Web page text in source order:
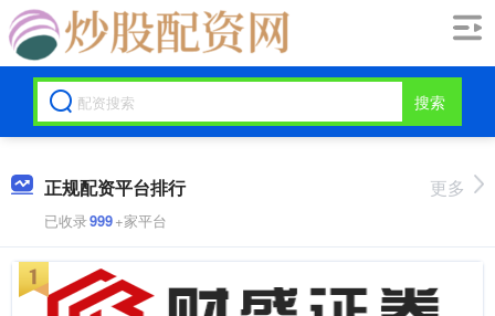
搜索
正规配资平台排行
已收录999+家平台
更多